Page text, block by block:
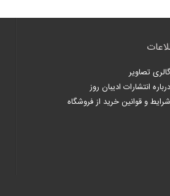
گالری تصاویر
درباره انتشارات ادیبان روز
شرایط و قوانین خرید از فروشگاه